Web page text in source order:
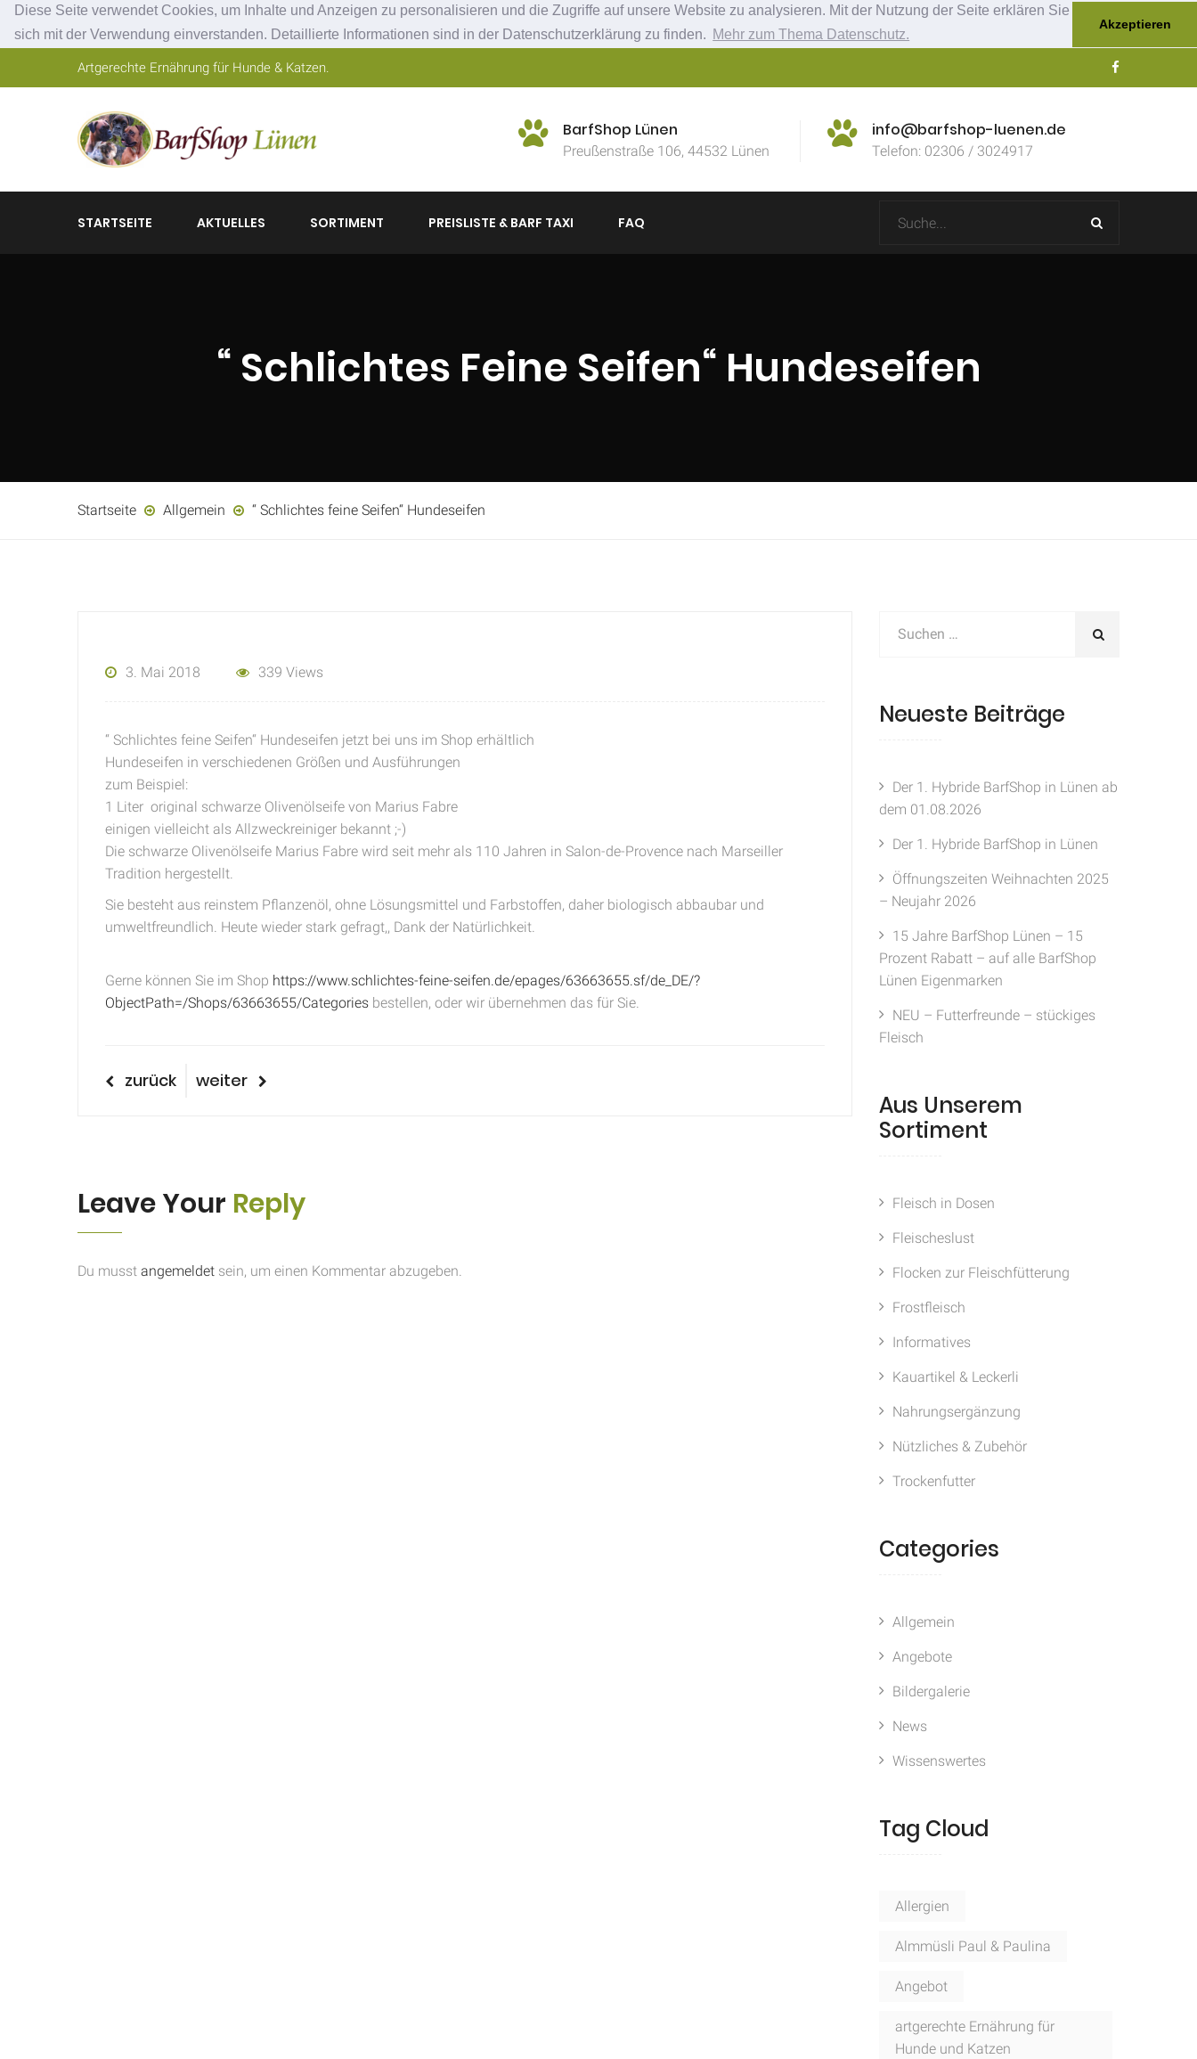
Diese Seite verwendet Cookies, um Inhalte und Anzeigen zu personalisieren und die Zugriffe auf unsere Website zu analysieren. Mit der Nutzung der Seite erklären Sie
sich mit der Verwendung einverstanden. Detaillierte Informationen sind in der Datenschutzerklärung zu finden. Mehr zum Thema Datenschutz.
Akzeptieren
Artgerechte Ernährung für Hunde & Katzen.
BarfShop Lünen
Preußenstraße 106, 44532 Lünen
info@barfshop-luenen.de
Telefon: 02306 / 3024917
STARTSEITE AKTUELLES SORTIMENT PREISLISTE & BARF TAXI FAQ
“ Schlichtes Feine Seifen“ Hundeseifen
Startseite Allgemein “ Schlichtes feine Seifen“ Hundeseifen
3. Mai 2018 339 Views
“ Schlichtes feine Seifen“ Hundeseifen jetzt bei uns im Shop erhältlich
Hundeseifen in verschiedenen Größen und Ausführungen
zum Beispiel:
1 Liter original schwarze Olivenölseife von Marius Fabre
einigen vielleicht als Allzweckreiniger bekannt ;-)
Die schwarze Olivenölseife Marius Fabre wird seit mehr als 110 Jahren in Salon-de-Provence nach Marseiller
Tradition hergestellt.
Sie besteht aus reinstem Pflanzenöl, ohne Lösungsmittel und Farbstoffen, daher biologisch abbaubar und
umweltfreundlich. Heute wieder stark gefragt,, Dank der Natürlichkeit.
Gerne können Sie im Shop https://www.schlichtes-feine-seifen.de/epages/63663655.sf/de_DE/?
ObjectPath=/Shops/63663655/Categories bestellen, oder wir übernehmen das für Sie.
Beitragsnavigation
vorheriger
zurück
nächster
weiter
Leave Your Reply
Du musst angemeldet sein, um einen Kommentar abzugeben.
Neueste Beiträge
Der 1. Hybride BarfShop in Lünen ab
dem 01.08.2026
Der 1. Hybride BarfShop in Lünen
Öffnungszeiten Weihnachten 2025
– Neujahr 2026
15 Jahre BarfShop Lünen – 15
Prozent Rabatt – auf alle BarfShop
Lünen Eigenmarken
NEU – Futterfreunde – stückiges
Fleisch
Aus Unserem
Sortiment
Fleisch in Dosen
Fleischeslust
Flocken zur Fleischfütterung
Frostfleisch
Informatives
Kauartikel & Leckerli
Nahrungsergänzung
Nützliches & Zubehör
Trockenfutter
Categories
Allgemein
Angebote
Bildergalerie
News
Wissenswertes
Tag Cloud
Allergien
Almmüsli Paul & Paulina
Angebot
artgerechte Ernährung für
Hunde und Katzen